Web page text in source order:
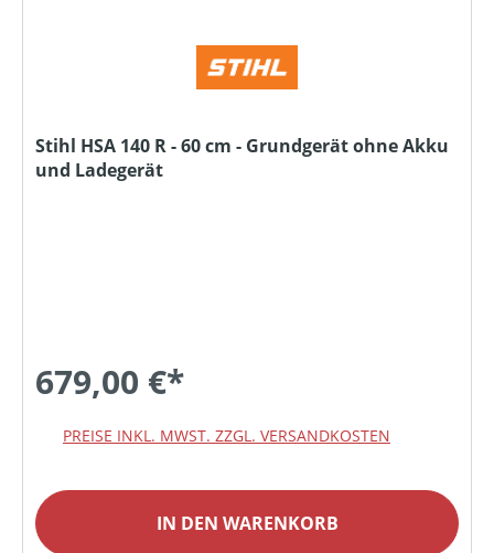
Stihl HSA 140 R - 60 cm - Grundgerät ohne Akku
und Ladegerät
679,00 €*
PREISE INKL. MWST. ZZGL. VERSANDKOSTEN
IN DEN WARENKORB